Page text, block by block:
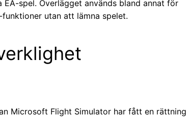
spel. Överlägget används bland annat för
utan att lämna spelet.
Microsoft Flight Simulator har fått en rättning